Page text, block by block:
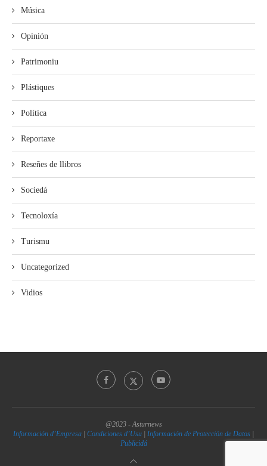
Música
Opinión
Patrimoniu
Plástiques
Política
Reportaxe
Reseñes de llibros
Sociedá
Tecnoloxía
Turismu
Uncategorized
Vidios
@2023 - Asturnews
Información d’Empresa | Condiciones d’Usu | Información de Protección de Datos |
Publicidá